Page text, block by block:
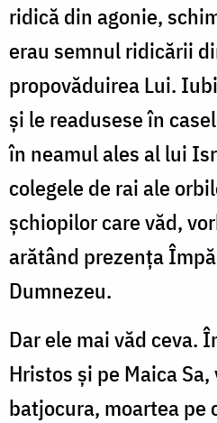
ridică din agonie,
erau semnul ridicării
propovăduirea Lui.
și le readusese în
în neamul ales al lui
colegele de rai ale
șchiopilor care văd,
arătând prezența
Dumnezeu.
Dar ele mai văd ceva.
Hristos și pe Maica
batjocura, moartea pe